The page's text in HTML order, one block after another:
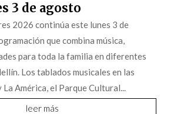
3 de agosto
2026 continúa este lunes 3 de
que combina música,
para toda la familia en diferentes
Los tablados musicales en las
América, el Parque Cultural...
leer más